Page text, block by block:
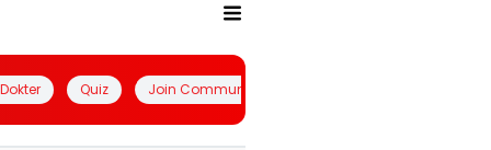
Quiz Join Community